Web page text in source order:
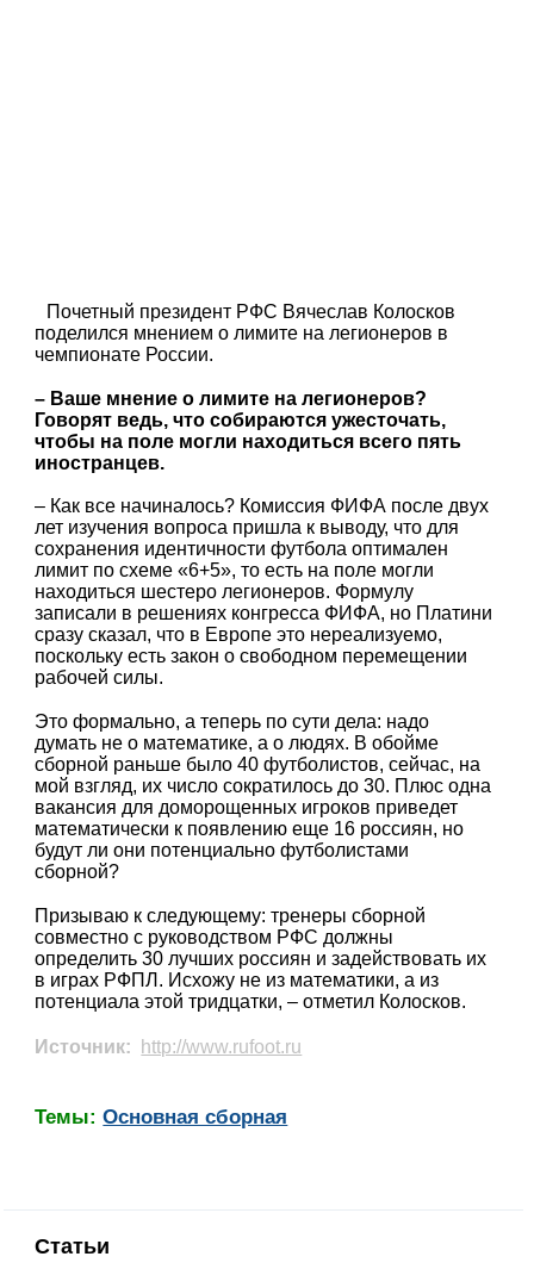
Почетный президент РФС Вячеслав Колосков
поделился мнением о лимите на легионеров в
чемпионате России.
– Ваше мнение о лимите на легионеров?
Говорят ведь, что собираются ужесточать,
чтобы на поле могли находиться всего пять
иностранцев.
– Как все начиналось? Комиссия ФИФА после двух
лет изучения вопроса пришла к выводу, что для
сохранения идентичности футбола оптимален
лимит по схеме «6+5», то есть на поле могли
находиться шестеро легионеров. Формулу
записали в решениях конгресса ФИФА, но Платини
сразу сказал, что в Европе это нереализуемо,
поскольку есть закон о свободном перемещении
рабочей силы.
Это формально, а теперь по сути дела: надо
думать не о математике, а о людях. В обойме
сборной раньше было 40 футболистов, сейчас, на
мой взгляд, их число сократилось до 30. Плюс одна
вакансия для доморощенных игроков приведет
математически к появлению еще 16 россиян, но
будут ли они потенциально футболистами
сборной?
Призываю к следующему: тренеры сборной
совместно с руководством РФС должны
определить 30 лучших россиян и задействовать их
в играх РФПЛ. Исхожу не из математики, а из
потенциала этой тридцатки, – отметил Колосков.
Источник: http://www.rufoot.ru
Темы:Основная сборная
Статьи